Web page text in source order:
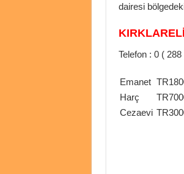
dairesi
Telefon : 0 (
Emanet
Harç
Cezaevi